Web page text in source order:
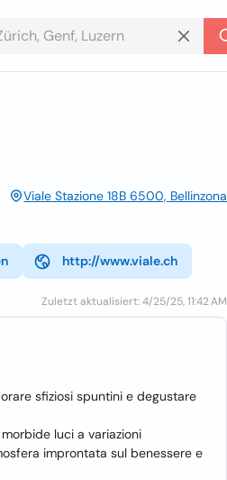
Viale Stazione 18B 6500, Bellinzona
http://www.viale.ch
Zuletzt aktualisiert: 4/25/25, 11:42 AM
sfiziosi spuntini e degustare
luci a variazioni
improntata sul benessere e